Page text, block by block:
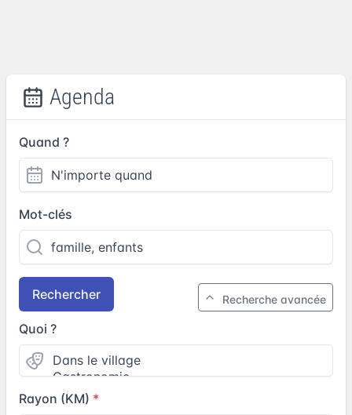
Agenda
Quand ?
Mot-clés
Rechercher Recherche avancée
Quoi ?
Rayon (KM)